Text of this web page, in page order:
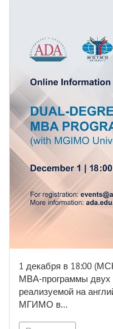
1 декабря в 18:00
МВА-программы двух
реализуемой на
МГИМО в...